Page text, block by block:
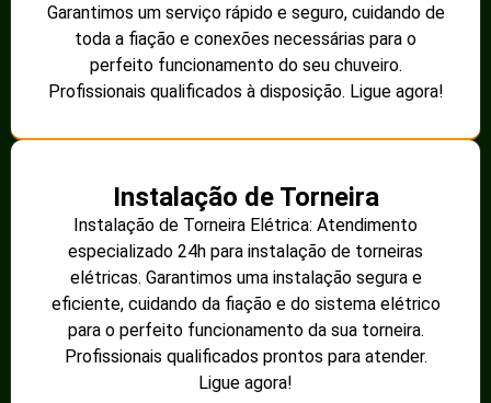
Garantimos um serviço rápido e seguro, cuidando de
toda a fiação e conexões necessárias para o
perfeito funcionamento do seu chuveiro.
Profissionais qualificados à disposição. Ligue agora!
Instalação de Torneira
Instalação de Torneira Elétrica: Atendimento
especializado 24h para instalação de torneiras
elétricas. Garantimos uma instalação segura e
eficiente, cuidando da fiação e do sistema elétrico
para o perfeito funcionamento da sua torneira.
Profissionais qualificados prontos para atender.
Ligue agora!